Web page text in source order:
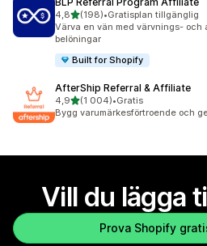
4,8av 5 stjärnor
(198)
198 recensioner totalt
•Gratisplan tillgänglig
Värva en vän med värvnings- och
belöningar
Built for Shopify
AfterShip Referral & Affiliate
4,9av 5 stjärnor
(1 004)
1004 recensioner totalt
•Gratis
Bygg varumärkesförtroende och
Vill du lägga
Prova Shopify